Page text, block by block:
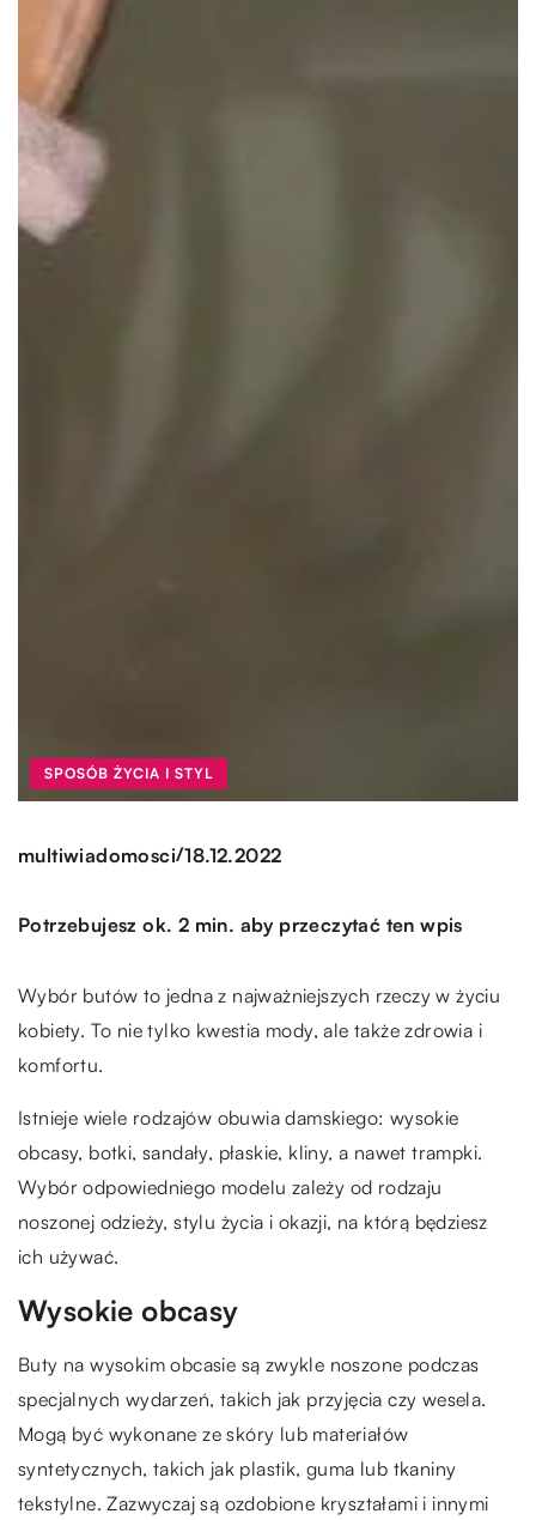
SPOSÓB ŻYCIA I STYL
multiwiadomosci/18.12.2022
Potrzebujesz ok. 2 min. aby przeczytać ten wpis
Wybór butów to jedna z najważniejszych rzeczy w życiu
kobiety. To nie tylko kwestia mody, ale także zdrowia i
komfortu.
Istnieje wiele rodzajów obuwia damskiego: wysokie
obcasy, botki, sandały, płaskie, kliny, a nawet trampki.
Wybór odpowiedniego modelu zależy od rodzaju
noszonej odzieży, stylu życia i okazji, na którą będziesz
ich używać.
Wysokie obcasy
Buty na wysokim obcasie są zwykle noszone podczas
specjalnych wydarzeń, takich jak przyjęcia czy wesela.
Mogą być wykonane ze skóry lub materiałów
syntetycznych, takich jak plastik, guma lub tkaniny
tekstylne. Zazwyczaj są ozdobione kryształami i innymi